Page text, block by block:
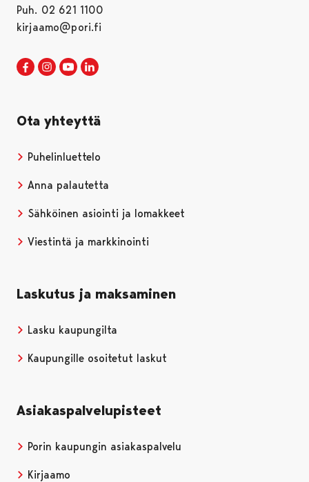
Puh. 02 621 1100
kirjaamo@pori.fi
Porin kaupunki Facebookissa
Avautuu uudessa välilehdessä
Porin kaupunki Instagramissa
Avautuu uudessa välilehdessä
Porin kaupunki Youtubessa
Avautuu uudessa välilehdessä
Ota yhteyttä
Puhelinluettelo
Anna palautetta
Sähköinen asiointi ja lomakkeet
Viestintä ja markkinointi
Laskutus ja maksaminen
Lasku kaupungilta
Kaupungille osoitetut laskut
Asiakaspalvelupisteet
Porin kaupungin asiakaspalvelu
Kirjaamo